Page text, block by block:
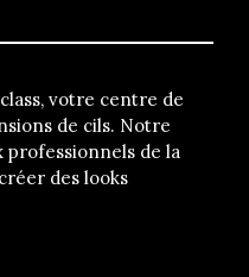
votre centre de
de cils. Notre
professionnels de la
des looks